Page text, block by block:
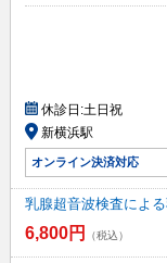
休診日:土日祝
新横浜駅
オンライン決済対応
乳腺超音波検査によ
6,800円 （税込）